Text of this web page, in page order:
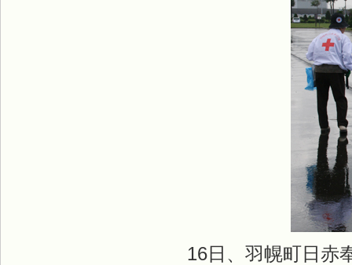
16日、羽幌町日赤